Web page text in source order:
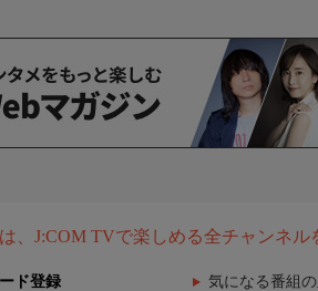
、J:COM TVで楽しめる全チャンネル
ド登録 気になる番組の